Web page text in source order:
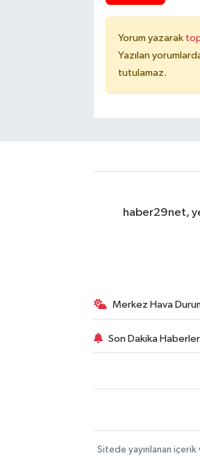
Yorum yazarak
Yazılan
tutulamaz.
haber29net,
Merkez Hava
Son Dakika
Sitede yayınlanan